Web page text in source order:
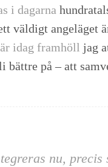
i dagarna
väldigt angeläget
idag framhöll jag
bättre på – att
nu, precis